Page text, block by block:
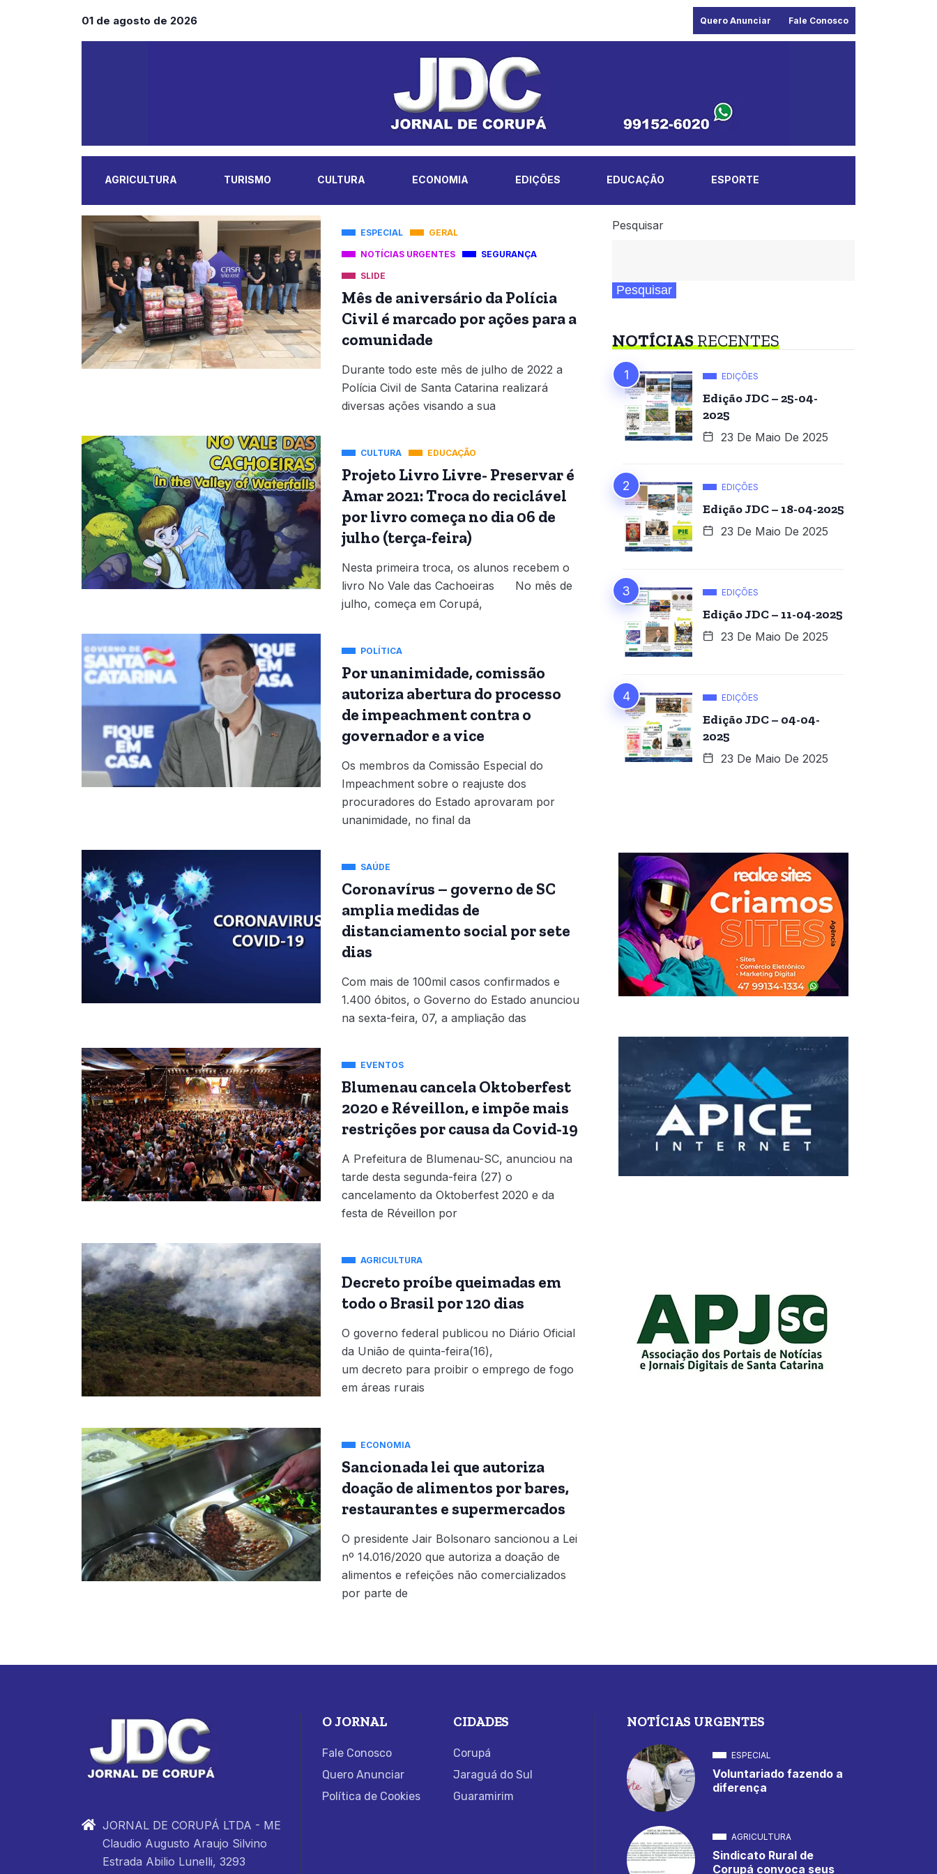
01 de agosto de 2026 Quero Anunciar Fale Conosco
AGRICULTURA TURISMO CULTURA ECONOMIA EDIÇÕES EDUCAÇÃO ESPORTE
MAIS ESPECIAL GERAL
NOTÍCIAS URGENTES SEGURANÇA
SLIDE
Mês de aniversário da Polícia
Civil é marcado por ações para a
comunidade
Durante todo este mês de julho de 2022 a
Polícia Civil de Santa Catarina realizará
diversas ações visando a sua
CULTURA EDUCAÇÃO
Projeto Livro Livre- Preservar é
Amar 2021: Troca do reciclável
por livro começa no dia 06 de
julho (terça-feira)
Nesta primeira troca, os alunos recebem o
livro No Vale das Cachoeiras No mês de
julho, começa em Corupá,
POLÍTICA
Por unanimidade, comissão
autoriza abertura do processo
de impeachment contra o
governador e a vice
Os membros da Comissão Especial do
Impeachment sobre o reajuste dos
procuradores do Estado aprovaram por
unanimidade, no final da
SAÚDE
Coronavírus – governo de SC
amplia medidas de
distanciamento social por sete
dias
Com mais de 100mil casos confirmados e
1.400 óbitos, o Governo do Estado anunciou
na sexta-feira, 07, a ampliação das
EVENTOS
Blumenau cancela Oktoberfest
2020 e Réveillon, e impõe mais
restrições por causa da Covid-19
A Prefeitura de Blumenau-SC, anunciou na
tarde desta segunda-feira (27) o
cancelamento da Oktoberfest 2020 e da
festa de Réveillon por
AGRICULTURA
Decreto proíbe queimadas em
todo o Brasil por 120 dias
O governo federal publicou no Diário Oficial
da União de quinta-feira(16),
um decreto para proibir o emprego de fogo
em áreas rurais
ECONOMIA
Sancionada lei que autoriza
doação de alimentos por bares,
restaurantes e supermercados
O presidente Jair Bolsonaro sancionou a Lei
nº 14.016/2020 que autoriza a doação de
alimentos e refeições não comercializados
por parte de
Pesquisar
Pesquisar
NOTÍCIASRECENTES
EDIÇÕES
Edição JDC – 25-04-
2025
23 De Maio De 2025
EDIÇÕES
Edição JDC – 18-04-2025
23 De Maio De 2025
EDIÇÕES
Edição JDC – 11-04-2025
23 De Maio De 2025
EDIÇÕES
Edição JDC – 04-04-
2025
23 De Maio De 2025
JORNAL DE CORUPÁ LTDA - ME
Claudio Augusto Araujo Silvino
Estrada Abilio Lunelli, 3293
O JORNAL
Fale Conosco
Quero Anunciar
Política de Cookies
CIDADES
Corupá
Jaraguá do Sul
Guaramirim
NOTÍCIAS URGENTES
ESPECIAL
Voluntariado fazendo a
diferença
AGRICULTURA
Sindicato Rural de
Corupá convoca seus